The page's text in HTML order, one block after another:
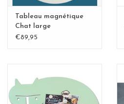
Tableau magnétique
Chat large
€89,95